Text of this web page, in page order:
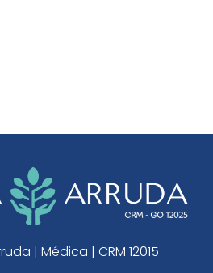
| Médica | CRM 12015